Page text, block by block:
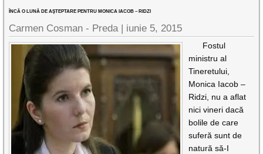
ÎNCĂ O LUNĂ DE AŞTEPTARE PENTRU MONICA IACOB – RIDZI
Carmen Cosman - Preda | iunie 5, 2015
Fostul
ministru al
Tineretului,
Monica Iacob –
Ridzi, nu a aflat
nici vineri dacă
bolile de care
suferă sunt de
natură să-I